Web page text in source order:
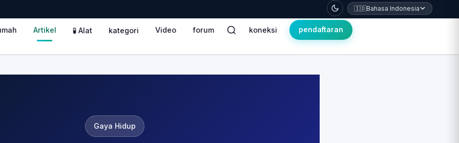
🇮🇩Bahasa Indonesia
Artikel 🧪 Alat kategori Video forum koneksi pendaftaran
Gaya Hidup